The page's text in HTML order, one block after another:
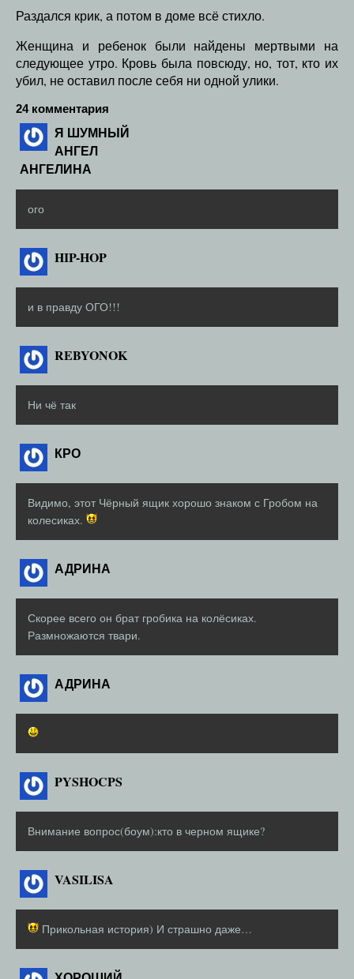
Раздался крик, а потом в доме всё стихло.
Женщина и ребенок были найдены мертвыми на
следующее утро. Кровь была повсюду, но, тот, кто их
убил, не оставил после себя ни одной улики.
24 комментария
Я ШУМНЫЙ
АНГЕЛ
АНГЕЛИНА
ого
HIP-HOP
и в правду ОГО!!!
REBYONOK
Ни чё так
КРО
Видимо, этот Чёрный ящик хорошо знаком с Гробом на
колесиках.
АДРИНА
Скорее всего он брат гробика на колёсиках.
Размножаются твари.
АДРИНА
PYSHOCPS
Внимание вопрос(боум):кто в черном ящике?
VASILISA
Прикольная история) И страшно даже…